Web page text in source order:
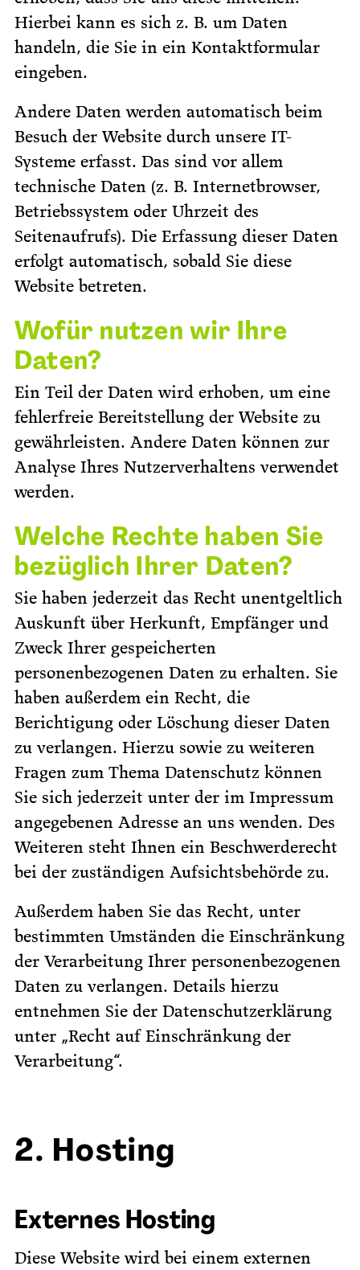
Hierbei kann es sich z. B. um Daten
handeln, die Sie in ein Kontaktformular
eingeben.
Andere Daten werden automatisch beim
Besuch der Website durch unsere IT-
Systeme erfasst. Das sind vor allem
technische Daten (z. B. Internetbrowser,
Betriebssystem oder Uhrzeit des
Seitenaufrufs). Die Erfassung dieser Daten
erfolgt automatisch, sobald Sie diese
Website betreten.
Wofür nutzen wir Ihre
Daten?
Ein Teil der Daten wird erhoben, um eine
fehlerfreie Bereitstellung der Website zu
gewährleisten. Andere Daten können zur
Analyse Ihres Nutzerverhaltens verwendet
werden.
Welche Rechte haben Sie
bezüglich Ihrer Daten?
Sie haben jederzeit das Recht unentgeltlich
Auskunft über Herkunft, Empfänger und
Zweck Ihrer gespeicherten
personenbezogenen Daten zu erhalten. Sie
haben außerdem ein Recht, die
Berichtigung oder Löschung dieser Daten
zu verlangen. Hierzu sowie zu weiteren
Fragen zum Thema Datenschutz können
Sie sich jederzeit unter der im Impressum
angegebenen Adresse an uns wenden. Des
Weiteren steht Ihnen ein Beschwerderecht
bei der zuständigen Aufsichtsbehörde zu.
Außerdem haben Sie das Recht, unter
bestimmten Umständen die Einschränkung
der Verarbeitung Ihrer personenbezogenen
Daten zu verlangen. Details hierzu
entnehmen Sie der Datenschutzerklärung
unter „Recht auf Einschränkung der
Verarbeitung“.
2. Hosting
Externes Hosting
Diese Website wird bei einem externen